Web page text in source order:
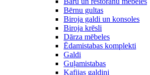
Bērnu gultas
Biroja galdi un konsoles
Biroja krēsli
Dārza mēbeles
Ēdamistabas komplekti
Galdi
Guļamistabas
Kafijas galdiņi